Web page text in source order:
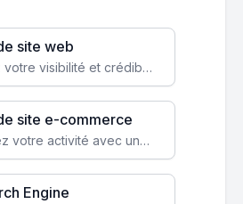
site web
Augmentez votre visibilité et crédibilité en ligne avec un site web performant, conçu pour attirer plus de clients.
site e-commerce
Transformez votre activité avec une boutique en ligne, accessible à l'échelle mondiale 24/7.
Engine